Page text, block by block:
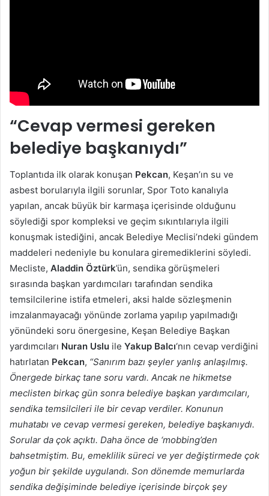
“Cevap vermesi gereken
belediye başkanıydı”
Toplantıda ilk olarak konuşan Pekcan, Keşan’ın su ve
asbest borularıyla ilgili sorunlar, Spor Toto kanalıyla
yapılan, ancak büyük bir karmaşa içerisinde olduğunu
söylediği spor kompleksi ve geçim sıkıntılarıyla ilgili
konuşmak istediğini, ancak Belediye Meclisi’ndeki gündem
maddeleri nedeniyle bu konulara giremediklerini söyledi.
Mecliste, Aladdin Öztürk’ün, sendika görüşmeleri
sırasında başkan yardımcıları tarafından sendika
temsilcilerine istifa etmeleri, aksi halde sözleşmenin
imzalanmayacağı yönünde zorlama yapılıp yapılmadığı
yönündeki soru önergesine, Keşan Belediye Başkan
yardımcıları Nuran Uslu ile Yakup Balcı‘nın cevap verdiğini
hatırlatan Pekcan, “Sanırım bazı şeyler yanlış anlaşılmış.
Önergede birkaç tane soru vardı. Ancak ne hikmetse
meclisten birkaç gün sonra belediye başkan yardımcıları,
sendika temsilcileri ile bir cevap verdiler. Konunun
muhatabı ve cevap vermesi gereken, belediye başkanıydı.
Sorular da çok açıktı. Daha önce de ‘mobbing’den
bahsetmiştim. Bu, emeklilik süreci ve yer değiştirmede çok
yoğun bir şekilde uygulandı. Son dönemde memurlarda
sendika değişiminde belediye içerisinde birçok şey